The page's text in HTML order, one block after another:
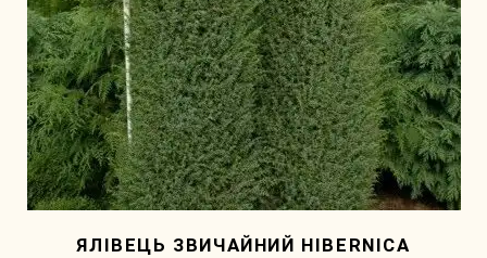
ЯЛІВЕЦЬ ЗВИЧАЙНИЙ HIBERNICA